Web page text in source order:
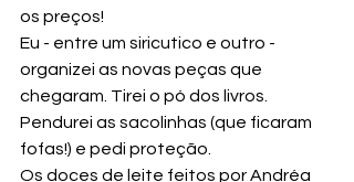
os preços!
Eu - entre um siricutico e outro -
organizei as novas peças que
chegaram. Tirei o pó dos livros.
Pendurei as sacolinhas (que ficaram
fofas!) e pedi proteção.
Os doces de leite feitos por Andréa